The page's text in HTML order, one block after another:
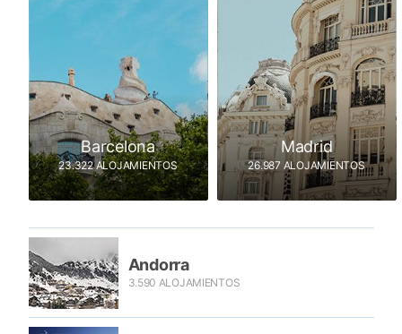
Barcelona
23.322 ALOJAMIENTOS
Madrid
26.987 ALOJAMIENTOS
Andorra
3.590 ALOJAMIENTOS